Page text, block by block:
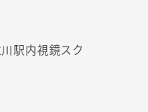
駅内視鏡スク